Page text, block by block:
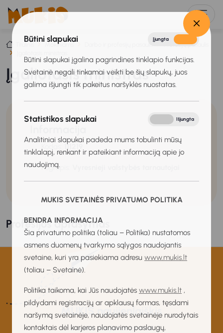
Būtini slapukai Įjungta
Būtini slapukai įgalina pagrindines tinklapio funkcijas.
Svetainė negali tinkamai veikti be šių slapukų, juos
galima išjungti tik pakeitus naršyklės nuostatas.
Statistikos slapukai Išjungta
Analitiniai slapukai padeda mums tobulinti mūsų
tinklalapį, renkant ir pateikiant informaciją apie jo
naudojimą.
MUKIS SVETAINĖS PRIVATUMO POLITIKA
BENDRA INFORMACIJA
Šia privatumo politika (toliau – Politika) nustatomos
asmens duomenų tvarkymo sąlygos naudojantis
svetaine, kuri yra pasiekiama adresu www.mukis.lt
(toliau – Svetainė).
Politika taikoma, kai Jūs naudojatės www.mukis.lt ,
pildydami registracijų ar apklausų formas, tęsdami
naršymą svetainėje, naudojatės svetainėje nurodytais
kontaktais dėl karjeros planavimo paslaugų,
Titulinis Mokiniams
Profesijų pasaulis
Įgaliotasis ministras
Kodas: 111219
Pogrupis:
Profesijos aprašymas
MUKIS naujienlaiškis
Gaukite naujienas pirmas!